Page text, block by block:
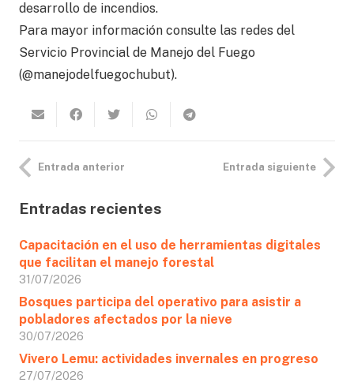
desarrollo de incendios.
Para mayor información consulte las redes del
Servicio Provincial de Manejo del Fuego
(@manejodelfuegochubut).
Entrada anterior Entrada siguiente
Entradas recientes
Capacitación en el uso de herramientas digitales
que facilitan el manejo forestal
31/07/2026
Bosques participa del operativo para asistir a
pobladores afectados por la nieve
30/07/2026
Vivero Lemu: actividades invernales en progreso
27/07/2026